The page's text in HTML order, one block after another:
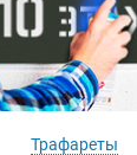
Трафареты